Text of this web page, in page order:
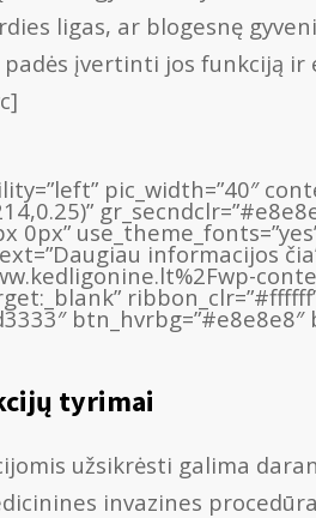
ligas, ar blogesnę
padės įvertinti jos funkciją
pic_width=”40″
informacijos
tyrimai
užsikrėsti galima
invazines